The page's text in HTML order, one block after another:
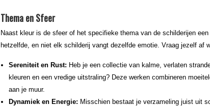
Thema en Sfeer
Naast kleur is de sfeer of het specifieke thema van de schilderijen
hetzelfde, en niet elk schilderij vangt dezelfde emotie. Vraag jezelf af
Sereniteit en Rust: Heb je een collectie van kalme, verlaten
kleuren en een vredige uitstraling? Deze werken combineren
aan je muur.
Dynamiek en Energie: Misschien bestaat je verzameling juist uit